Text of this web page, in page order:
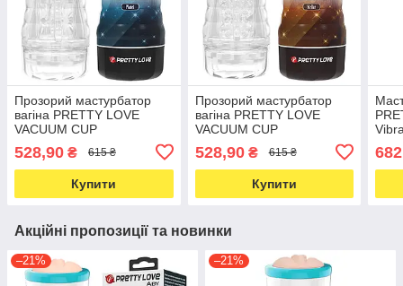
Прозорий мастурбатор
вагіна PRETTY LOVE
VACUUM CUP
ABS TPR
528,90 ₴ 615 ₴
Купити
Прозорий мастурбатор
вагіна PRETTY LOVE
VACUUM CUP
ABS TPR
528,90₴ 615 ₴
Купити
Акційні пропозиції та новинки
–21% –21%